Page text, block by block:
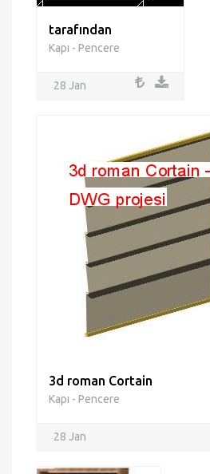
tarafından
Kapı - Pencere
28 Jan
3d roman Cortain
Kapı - Pencere
28 Jan